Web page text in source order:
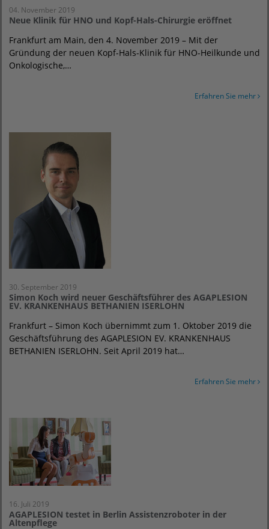
04. November 2019
Neue Klinik für HNO und Kopf-Hals-Chirurgie eröffnet
Frankfurt am Main, den 4. November 2019 – Mit der
Gründung der neuen Kopf-Hals-Klinik für HNO-Heilkunde und
Onkologische,…
Erfahren Sie mehr
30. September 2019
Simon Koch wird neuer Geschäftsführer des AGAPLESION
EV. KRANKENHAUS BETHANIEN ISERLOHN
Frankfurt – Simon Koch übernimmt zum 1. Oktober 2019 die
Geschäftsführung des AGAPLESION EV. KRANKENHAUS
BETHANIEN ISERLOHN. Seit April 2019 hat…
Erfahren Sie mehr
16. Juli 2019
AGAPLESION testet in Berlin Assistenzroboter in der
Altenpflege